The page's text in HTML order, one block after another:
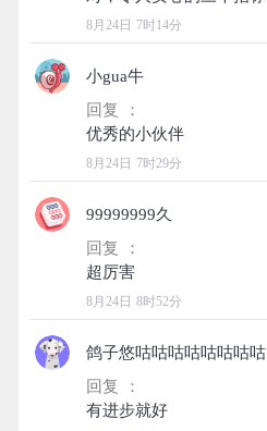
8月24日 7时14分
小gua牛
回复 ：
8月24日 7时29分
99999999久
回复 ：
8月24日 8时52分
鸽子悠咕咕咕咕咕咕咕咕
回复 ：